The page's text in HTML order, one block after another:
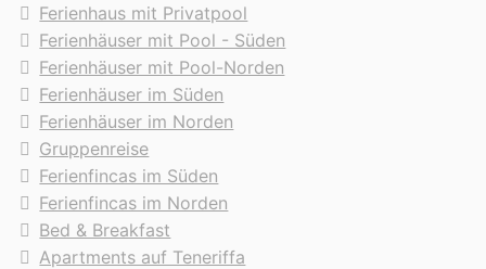
Ferienhaus mit Privatpool
Ferienhäuser mit Pool - Süden
Ferienhäuser mit Pool-Norden
Ferienhäuser im Süden
Ferienhäuser im Norden
Gruppenreise
Ferienfincas im Süden
Ferienfincas im Norden
Bed & Breakfast
Apartments auf Teneriffa